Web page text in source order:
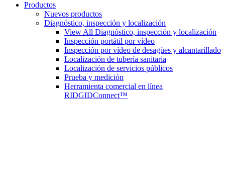
Productos
Nuevos productos
Diagnóstico, inspección y localización
View All Diagnóstico, inspección y localización
Inspección portátil por vídeo
Inspección por vídeo de desagües y alcantarillado
Localización de tubería sanitaria
Localización de servicios públicos
Prueba y medición
Herramienta comercial en línea
RIDGIDConnect™